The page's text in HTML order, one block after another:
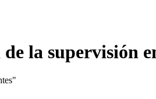
la supervisión